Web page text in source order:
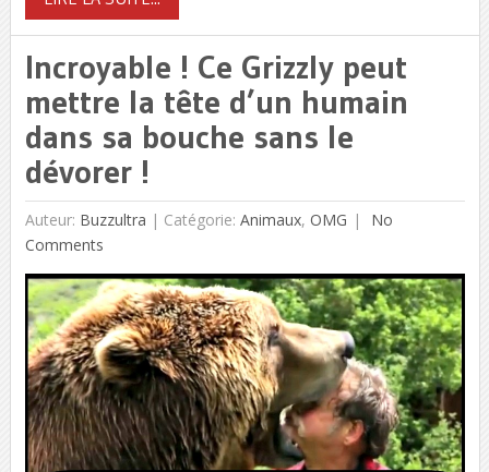
Incroyable ! Ce Grizzly peut
mettre la tête d’un humain
dans sa bouche sans le
dévorer !
Auteur: Buzzultra | Catégorie: Animaux, OMG
No
Comments